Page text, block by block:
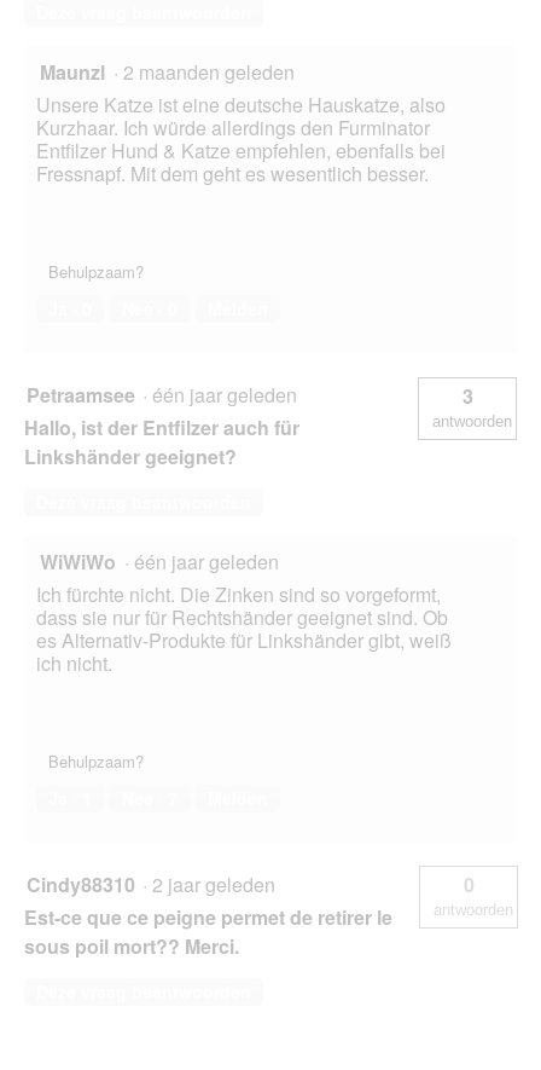
Maunzl · 2 maanden geleden
Unsere Katze ist eine deutsche Hauskatze, also
Kurzhaar. Ich würde allerdings den Furminator
Entfilzer Hund & Katze empfehlen, ebenfalls bei
Fressnapf. Mit dem geht es wesentlich besser.
Behulpzaam?
Petraamsee · één jaar geleden
Hallo, ist der Entfilzer auch für
Linkshänder geeignet?
3
antwoorden
WiWiWo · één jaar geleden
Ich fürchte nicht. Die Zinken sind so vorgeformt,
dass sie nur für Rechtshänder geeignet sind. Ob
es Alternativ-Produkte für Linkshänder gibt, weiß
ich nicht.
Behulpzaam?
Cindy88310 · 2 jaar geleden
Est-ce que ce peigne permet de retirer le
sous poil mort?? Merci.
0
antwoorden